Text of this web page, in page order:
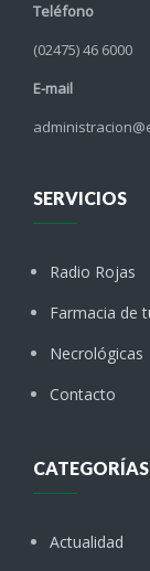
Teléfono
(02475) 46 6000
E-mail
SERVICIOS
Radio Rojas
Farmacia de
Necrológicas
Contacto
CATEGORÍAS
Actualidad